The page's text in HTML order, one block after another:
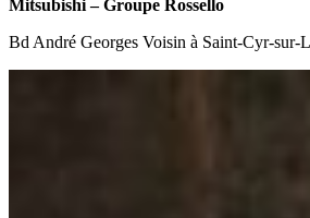
Mitsubishi – Groupe Rossello
Bd André Georges Voisin à Saint-Cyr-sur-